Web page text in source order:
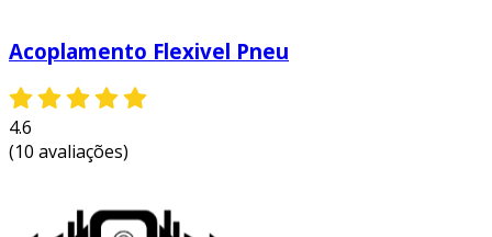
Acoplamento Flexivel Pneu
4.6
(10 avaliações)